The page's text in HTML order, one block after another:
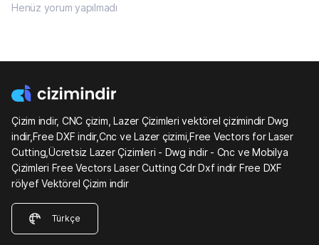
Henüz yorum yapılmadı
Çizim indir, CNC çizim, Lazer Çizimleri vektörel çizimindir Dwg
indir,Free DXF indir,Cnc ve Lazer çizimi,Free Vectors for Laser
Cutting,Ücretsiz Lazer Çizimleri - Dwg indir - Cnc ve Mobilya
Çizimleri Free Vectors Laser Cutting Cdr Dxf indir Free DXF
rölyef Vektörel Çizim indir
Türkçe